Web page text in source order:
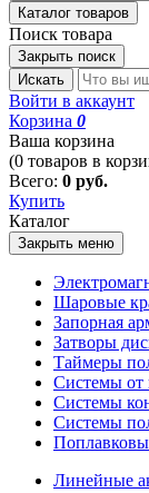
Каталог товаров
Поиск товара
Закрыть поиск
Искать
Войти в аккаунт
Корзина 0
Ваша корзина
(0 товаров в
Всего: 0 руб.
Купить
Каталог
Закрыть меню
Шаровые
Запорная
Затворы
Таймеры
Системы от
Системы
Системы
Линейные